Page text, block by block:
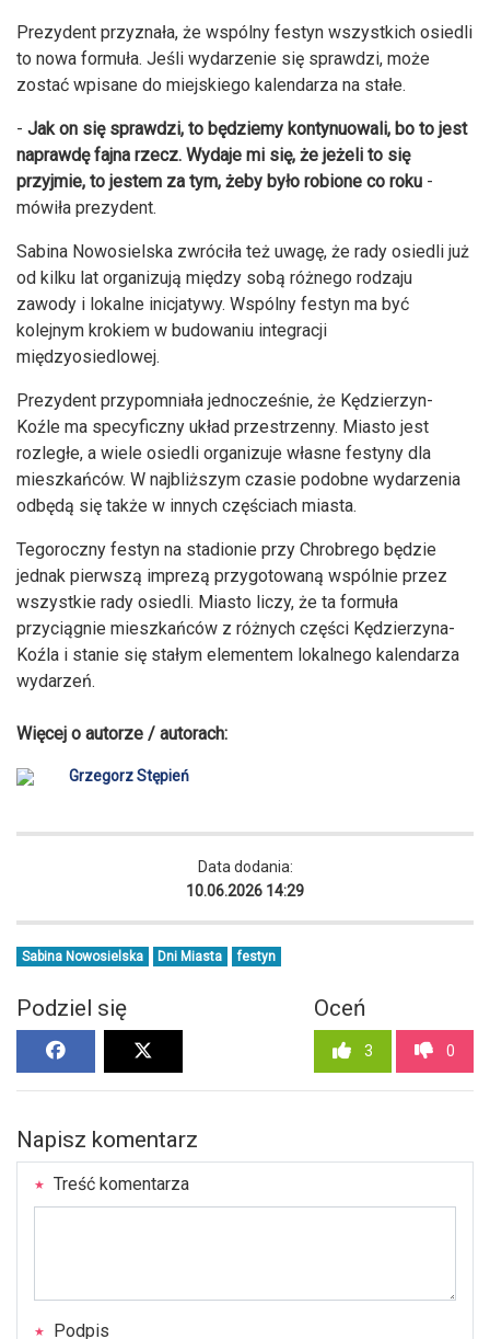
Prezydent przyznała, że wspólny festyn wszystkich osiedli
to nowa formuła. Jeśli wydarzenie się sprawdzi, może
zostać wpisane do miejskiego kalendarza na stałe.
- Jak on się sprawdzi, to będziemy kontynuowali, bo to jest
naprawdę fajna rzecz. Wydaje mi się, że jeżeli to się
przyjmie, to jestem za tym, żeby było robione co roku -
mówiła prezydent.
Sabina Nowosielska zwróciła też uwagę, że rady osiedli już
od kilku lat organizują między sobą różnego rodzaju
zawody i lokalne inicjatywy. Wspólny festyn ma być
kolejnym krokiem w budowaniu integracji
międzyosiedlowej.
Prezydent przypomniała jednocześnie, że Kędzierzyn-
Koźle ma specyficzny układ przestrzenny. Miasto jest
rozległe, a wiele osiedli organizuje własne festyny dla
mieszkańców. W najbliższym czasie podobne wydarzenia
odbędą się także w innych częściach miasta.
Tegoroczny festyn na stadionie przy Chrobrego będzie
jednak pierwszą imprezą przygotowaną wspólnie przez
wszystkie rady osiedli. Miasto liczy, że ta formuła
przyciągnie mieszkańców z różnych części Kędzierzyna-
Koźla i stanie się stałym elementem lokalnego kalendarza
wydarzeń.
Więcej o autorze / autorach:
Grzegorz Stępień
Data dodania:
10.06.2026 14:29
Sabina Nowosielska Dni Miasta festyn
Podziel się Oceń
3 0
Napisz komentarz
Treść komentarza
Podpis